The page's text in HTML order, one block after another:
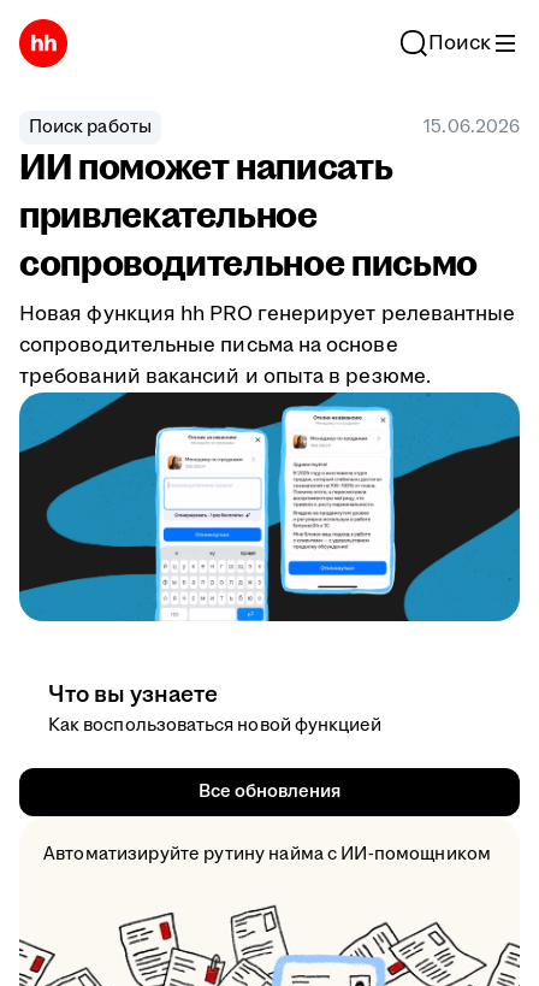
Поиск
Поиск работы 15.06.2026
ИИ поможет написать
привлекательное
сопроводительное письмо
Новая функция hh PRO генерирует релевантные
сопроводительные письма на основе
требований вакансий и опыта в резюме.
Что вы узнаете
Как воспользоваться новой функцией
Все обновления
Автоматизируйте рутину найма с ИИ-помощником